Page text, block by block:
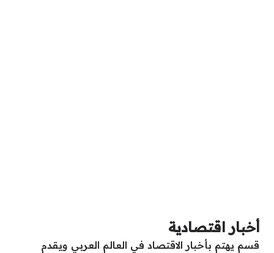
أخبار اقتصادية
قسم يهتم بأخبار الاقتصاد في العالم العربي ويقدم